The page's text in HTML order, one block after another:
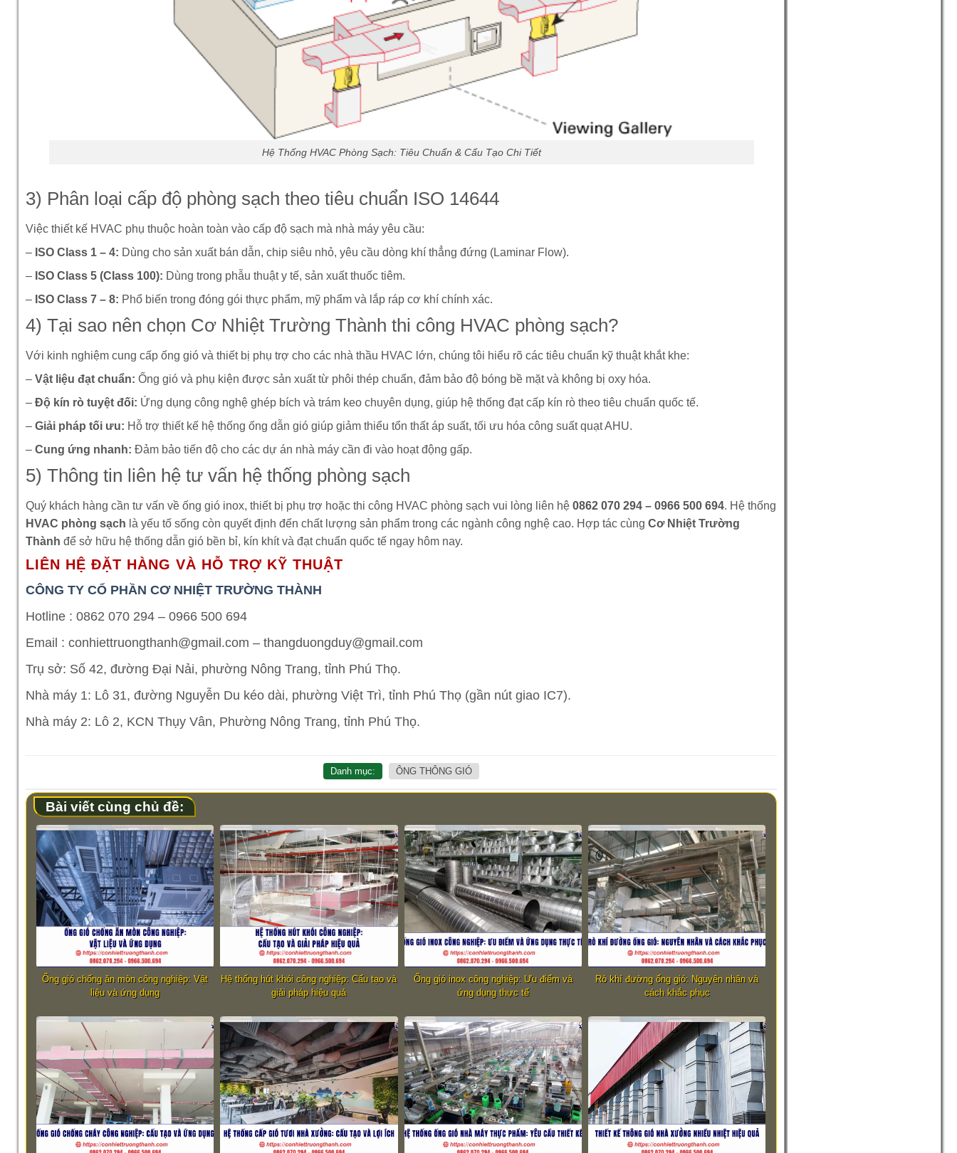
Hệ Thống HVAC Phòng Sạch: Tiêu Chuẩn & Cấu Tạo Chi Tiết
3) Phân loại cấp độ phòng sạch theo tiêu chuẩn ISO 14644
Việc thiết kế HVAC phụ thuộc hoàn toàn vào cấp độ sạch mà nhà máy yêu cầu:
– ISO Class 1 – 4: Dùng cho sản xuất bán dẫn, chip siêu nhỏ, yêu cầu dòng khí thẳng đứng (Laminar Flow).
– ISO Class 5 (Class 100): Dùng trong phẫu thuật y tế, sản xuất thuốc tiêm.
– ISO Class 7 – 8: Phổ biến trong đóng gói thực phẩm, mỹ phẩm và lắp ráp cơ khí chính xác.
4) Tại sao nên chọn Cơ Nhiệt Trường Thành thi công HVAC phòng sạch?
Với kinh nghiệm cung cấp ống gió và thiết bị phụ trợ cho các nhà thầu HVAC lớn, chúng tôi hiểu rõ các tiêu chuẩn kỹ thuật khắt khe:
– Vật liệu đạt chuẩn: Ống gió và phụ kiện được sản xuất từ phôi thép chuẩn, đảm bảo độ bóng bề mặt và không bị oxy hóa.
– Độ kín rò tuyệt đối: Ứng dụng công nghệ ghép bích và trám keo chuyên dụng, giúp hệ thống đạt cấp kín rò theo tiêu chuẩn quốc tế.
– Giải pháp tối ưu: Hỗ trợ thiết kế hệ thống ống dẫn gió giúp giảm thiểu tổn thất áp suất, tối ưu hóa công suất quạt AHU.
– Cung ứng nhanh: Đảm bảo tiến độ cho các dự án nhà máy cần đi vào hoạt động gấp.
5) Thông tin liên hệ tư vấn hệ thống phòng sạch
Quý khách hàng cần tư vấn về ống gió inox, thiết bị phụ trợ hoặc thi công HVAC phòng sạch vui lòng liên hệ 0862 070 294 – 0966 500 694. Hệ thống
HVAC phòng sạch là yếu tố sống còn quyết định đến chất lượng sản phẩm trong các ngành công nghệ cao. Hợp tác cùng Cơ Nhiệt Trường
Thành để sở hữu hệ thống dẫn gió bền bỉ, kín khít và đạt chuẩn quốc tế ngay hôm nay.
LIÊN HỆ ĐẶT HÀNG VÀ HỖ TRỢ KỸ THUẬT
CÔNG TY CỔ PHẦN CƠ NHIỆT TRƯỜNG THÀNH
Hotline : 0862 070 294 – 0966 500 694
Email : conhiettruongthanh@gmail.com – thangduongduy@gmail.com
Trụ sở: Số 42, đường Đại Nải, phường Nông Trang, tỉnh Phú Thọ.
Nhà máy 1: Lô 31, đường Nguyễn Du kéo dài, phường Việt Trì, tỉnh Phú Thọ (gần nút giao IC7).
Nhà máy 2: Lô 2, KCN Thụy Vân, Phường Nông Trang, tỉnh Phú Thọ.
Danh mục: ÔNG THÔNG GIÓ
Bài viết cùng chủ đề:
Ống gió chống ăn mòn công nghiệp: Vật
liệu và ứng dụng
Hệ thống hút khói công nghiệp: Cấu tạo và
giải pháp hiệu quả
Ống gió inox công nghiệp: Ưu điểm và
ứng dụng thực tế
Rò khí đường ống gió: Nguyên nhân và
cách khắc phục